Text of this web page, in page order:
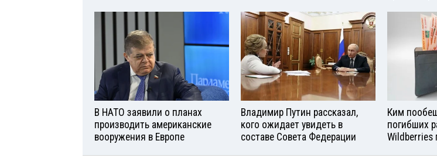
В НАТО заявили о планах
производить американские
вооружения в Европе
Владимир Путин рассказал,
кого ожидает увидеть в
составе Совета Федерации
Ким
погибших
Wildberries